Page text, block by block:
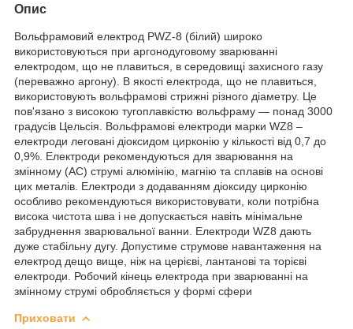
Опис
Вольфрамовий електрод PWZ-8 (білий) широко
використовуються при аргонодуговому зварюванні
електродом, що не плавиться, в середовищі захисного газу
(переважно аргону).
В якості електрода, що не плавиться,
використовують вольфрамові стрижні різного діаметру. Це
пов'язано з високою тугоплавкістю вольфраму — понад 3000
градусів Цельсія. Вольфрамові електроди марки WZ8 –
електроди леговані діоксидом цирконію у кількості від 0,7 до
0,9%. Електроди рекомендуються для зварювання на
змінному (AC) струмі алюмінію, магнію та сплавів на основі
цих металів. Електроди з додаванням діоксиду цирконію
особливо рекомендуються використовувати, коли потрібна
висока чистота шва і не допускається навіть мінімальне
забруднення зварювальної ванни.
Електроди WZ8 дають
дуже стабільну дугу. Допустиме струмове навантаження на
електрод дещо вище, ніж на церієві, лантанові та торієві
електроди.
Робочий кінець електрода при зварюванні на
змінному струмі обробляється у формі сфери
Приховати